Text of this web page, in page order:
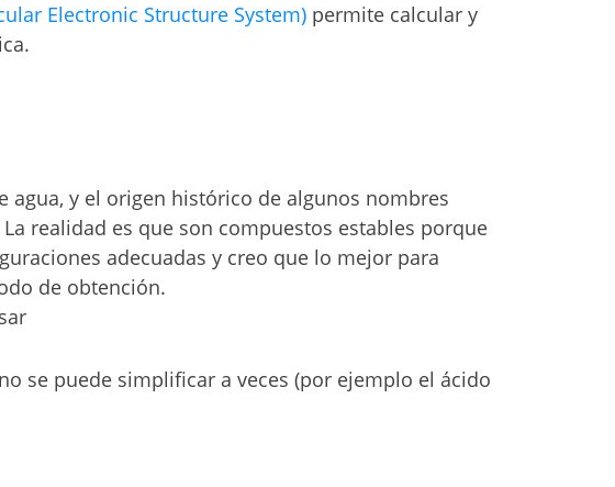
Electronic Structure System) permite calcular y
agua, y el origen histórico de algunos nombres
realidad es que son compuestos estables porque
adecuadas y creo que lo mejor para
de obtención.
se puede simplificar a veces (por ejemplo el ácido